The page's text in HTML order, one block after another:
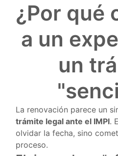
¿Por qué
a un
un
La renovación parece un
trámite legal ante el IMPI.
olvidar la fecha, sino
proceso.